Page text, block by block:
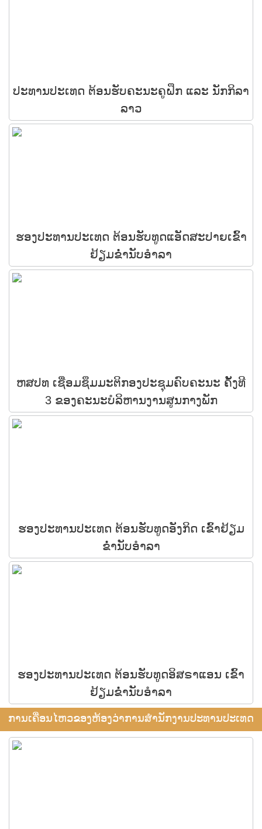
ປະທານປະເທດ ຕ້ອນຮັບຄະນະຄູຝຶກ ແລະ ນັກກິລາ
ລາວ
ຮອງປະທານປະເທດ ຕ້ອນຮັບທູດແອັດສະປາຍເຂົ້າ
ຢ້ຽມຂໍ່ານັບອໍາລາ
ຫສປທ ເຊື່ອມຊຶມມະຕິກອງປະຊຸມຄົບຄະນະ ຄັ້ງທີ
3 ຂອງຄະນະບໍລິຫານງານສູນກາງພັກ
ຮອງປະທານປະເທດ ຕ້ອນຮັບທູດອັງກິດ ເຂົ້າຢ້ຽມ
ຂໍ່ານັບອຳລາ
ຮອງປະທານປະເທດ ຕ້ອນຮັບທູດອິສຣາແອນ ເຂົ້າ
ຢ້ຽມຂໍ່ານັບອຳລາ
ການເຄື່ອນໄຫວຂອງຫ້ອງວ່າການສຳນັກງານປະທານປະເທດ